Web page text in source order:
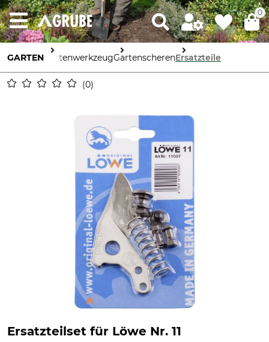
0
GARTEN GartenwerkzeugGartenscherenErsatzteile
0
Ersatzteilset für Löwe Nr. 11